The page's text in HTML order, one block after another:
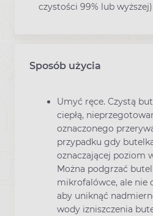
czystości 99% lub wyższej)
Sposób użycia
Umyć ręce. Czystą
ciepłą,
oznaczonego
przypadku gdy
oznaczającej poziom
Można podgrzać
mikrofalówce, ale nie
aby uniknąć
wody izniszczenia